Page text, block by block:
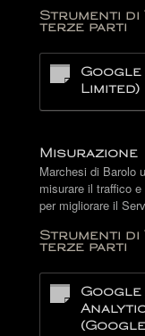
Strumenti di
terze parti
Google
Limited)
Misurazione
Marchesi di Barolo
misurare il traffico
per migliorare il
Strumenti di
terze parti
Google